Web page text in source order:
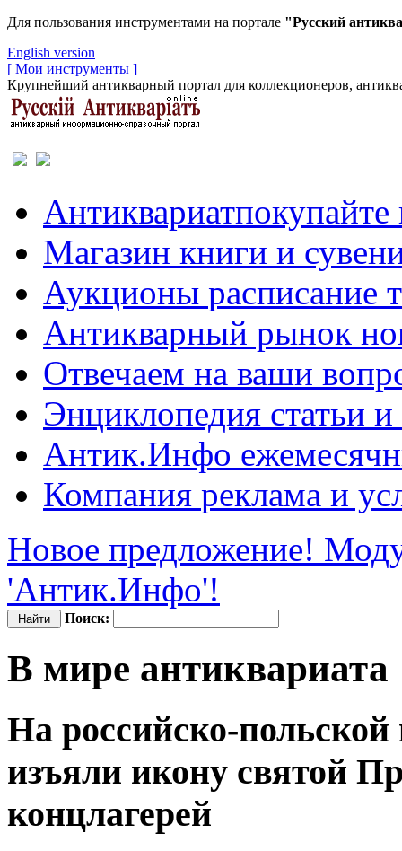
Для пользования инструментами на портале "Русский
English version
[ Мои инструменты ]
Крупнейший антикварный портал для коллекционеров,
Антиквариатпокупайте
Магазин книги и
Аукционы расписание
Антикварный рынок
Отвечаем на ваши
Энциклопедия статьи
Антик.Инфо
Компания реклама и
Новое предложение!
'Антик.Инфо'!
Поиск:
В мире антиквариата
На российско-
изъяли икону святой
концлагерей